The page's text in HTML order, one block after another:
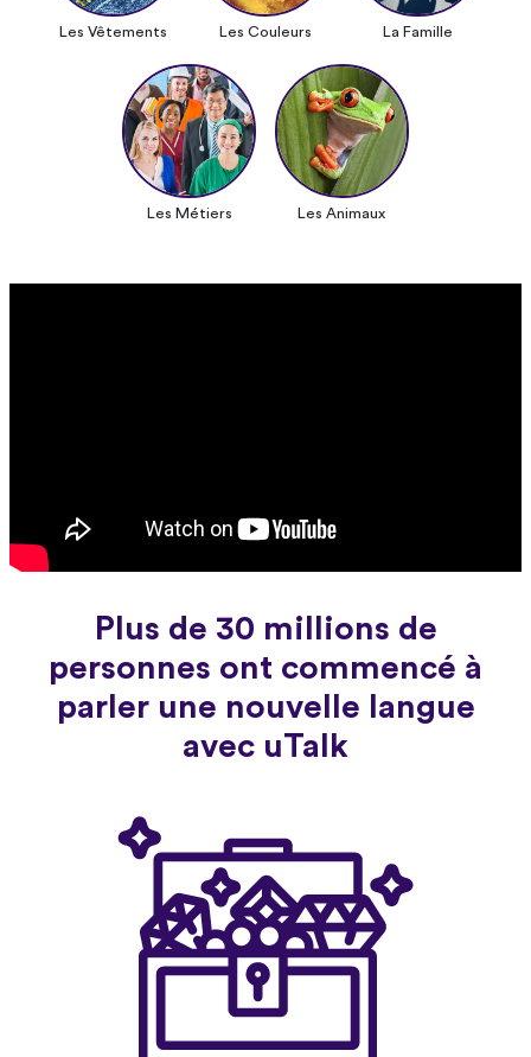
Les Vêtements Les Couleurs La Famille
Les Métiers Les Animaux
Plus de 30 millions de
personnes ont commencé à
parler une nouvelle langue
avec uTalk